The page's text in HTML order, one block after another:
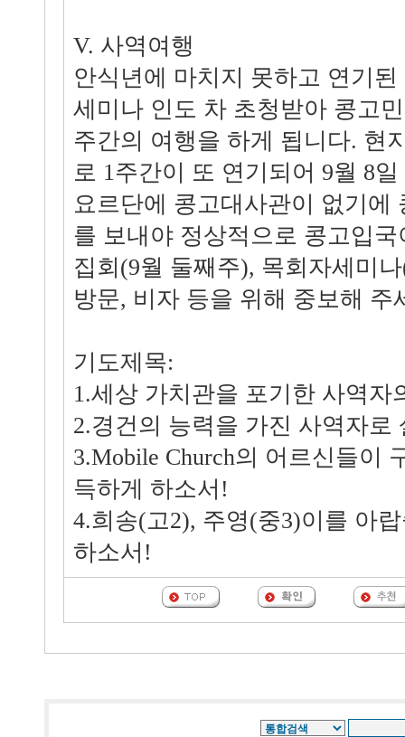
V. 사역여행
안식년에 마치지 못하고 연기
세미나 인도 차 초청받아 콩고
주간의 여행을 하게 됩니다. 현
로 1주간이 또 연기되어 9월 8
요르단에 콩고대사관이 없기에
를 보내야 정상적으로 콩고입
집회(9월 둘째주), 목회자세미
방문, 비자 등을 위해 중보해 주
기도제목:
1.세상 가치관을 포기한 사역자
2.경건의 능력을 가진 사역자로
3.Mobile Church의 어르신들이
득하게 하소서!
4.희송(고2), 주영(중3)이를 아
하소서!